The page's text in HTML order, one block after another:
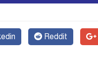
Reddit